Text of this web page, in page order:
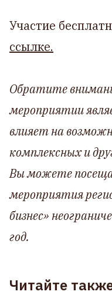
Участие
ссылке.
Обратите
мероприятии
влияет на
комплексных и
Вы можете
мероприятия
бизнес»
год.
Читайте